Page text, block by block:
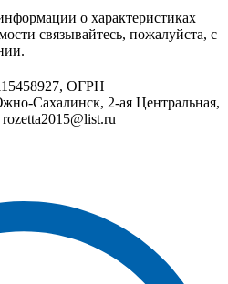
о характеристиках
связывайтесь, пожалуйста, с
ОГРН
Сахалинск, 2-ая Центральная,